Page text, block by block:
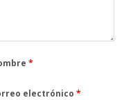
*
electrónico*